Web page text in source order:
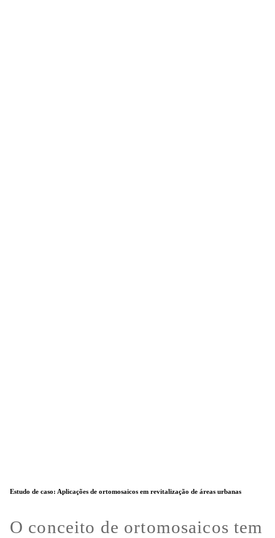
Estudo de caso: Aplicações de ortomosaicos em revitalização de áreas urbanas
O conceito de ortomosaicos tem